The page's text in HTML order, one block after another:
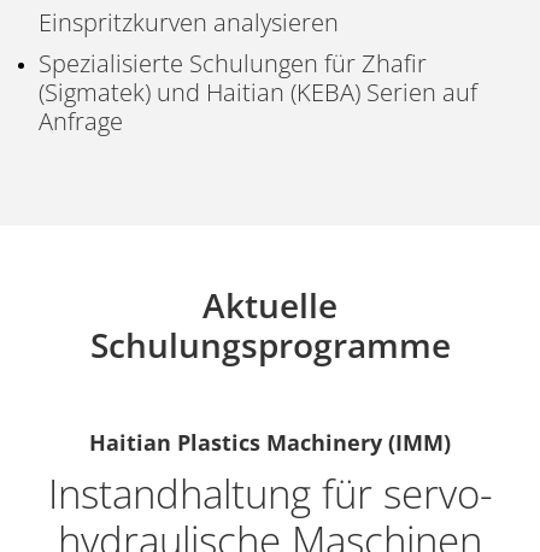
Einspritzkurven analysieren
Spezialisierte Schulungen für Zhafir
(Sigmatek) und Haitian (KEBA) Serien auf
Anfrage
Aktuelle
Schulungsprogramme
Haitian Plastics Machinery (IMM)
Instandhaltung für servo-
hydraulische Maschinen